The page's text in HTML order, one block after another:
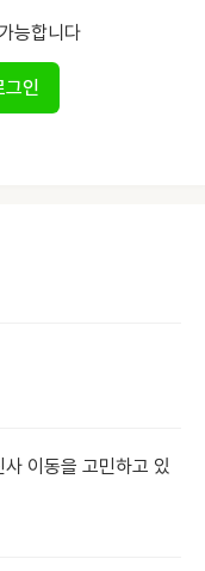
능합니다
그인
이동을 고민하고 있